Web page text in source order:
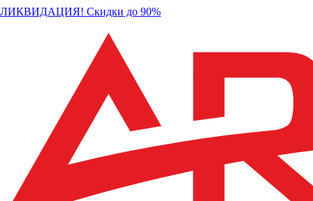
ЛИКВИДАЦИЯ! Скидки до 90%